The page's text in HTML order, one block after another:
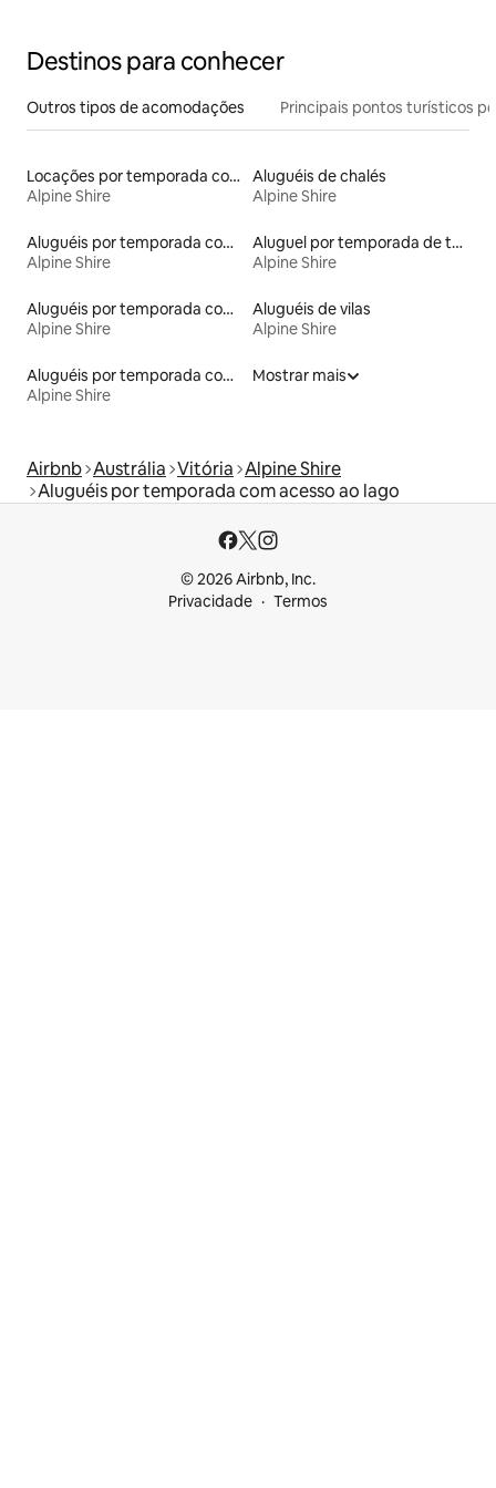
Destinos para conhecer
Outros tipos de acomodações Principais pontos turísticos
Locações por temporada com piscina
Alpine Shire
Aluguéis de chalés
Alpine Shire
Aluguéis por temporada com suítes privativas
Alpine Shire
Aluguel por temporada de townhouses
Alpine Shire
Aluguéis por temporada com banheira de hidromassagem
Alpine Shire
Aluguéis de vilas
Alpine Shire
Aluguéis por temporada com sauna
Alpine Shire
Mostrar mais
Airbnb Austrália Vitória Alpine Shire
Aluguéis por temporada com acesso ao lago
© 2026 Airbnb, Inc.
Privacidade
Termos